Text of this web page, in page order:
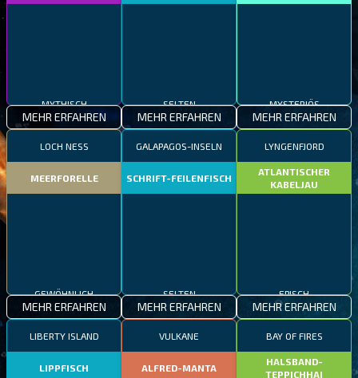
MYTHISCH
MEHR ERFAHREN
SELTEN
MEHR ERFAHREN
MYSTERIÖS
MEHR ERFAHREN
LOCH NESS
MEERFORELLE
GEWÖHNLICH
MEHR ERFAHREN
GALAPAGOS-INSELN
SCHRIFT-FEILENFISCH
SELTEN
MEHR ERFAHREN
LYNGENFJORD
ATLANTISCHER
KABELJAU
EPISCH
MEHR ERFAHREN
LIBERTY ISLAND
LIPPFISCH
VULKANE
ALFRED-MANTA
BAY OF FIRES
HALSBAND-
TEPPICHHAI